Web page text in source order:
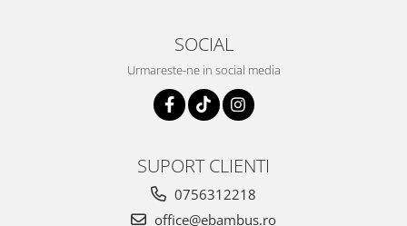
SOCIAL
Urmareste-ne in social media
SUPORT CLIENTI
0756312218
office@ebambus.ro